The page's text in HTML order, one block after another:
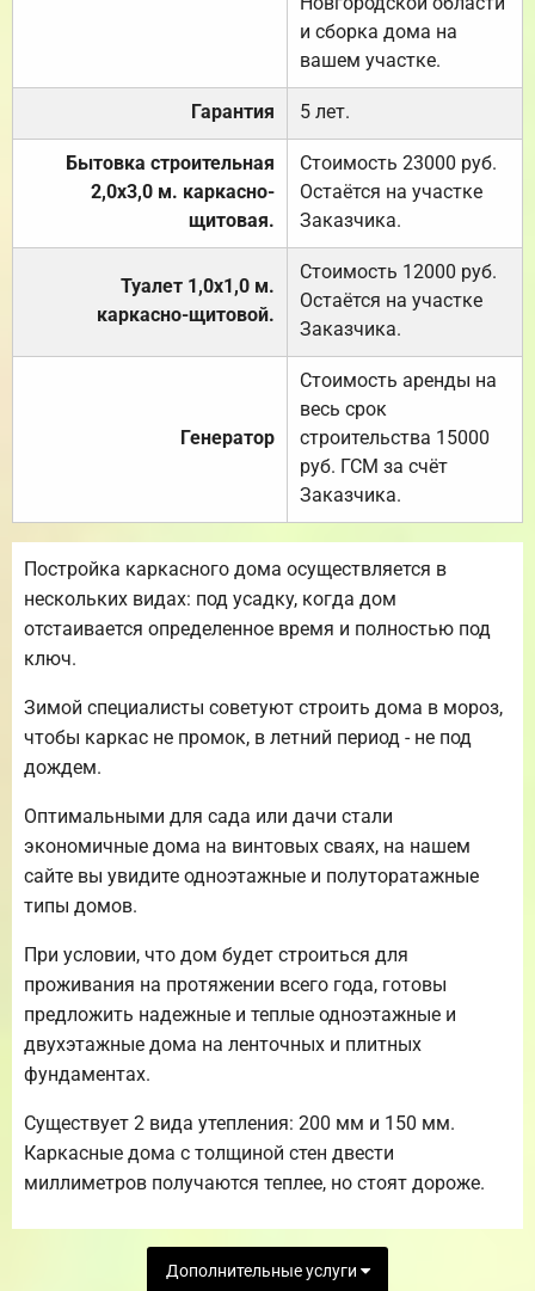
и сборка дома на
вашем участке.
Гарантия 5 лет.
Бытовка строительная
2,0х3,0 м. каркасно-
щитовая.
Стоимость 23000 руб.
Остаётся на участке
Заказчика.
Туалет 1,0х1,0 м.
каркасно-щитовой.
Стоимость 12000 руб.
Остаётся на участке
Заказчика.
Генератор
Стоимость аренды на
весь срок
строительства 15000
руб. ГСМ за счёт
Заказчика.
Постройка каркасного дома осуществляется в
нескольких видах: под усадку, когда дом
отстаивается определенное время и полностью под
ключ.
Зимой специалисты советуют строить дома в мороз,
чтобы каркас не промок, в летний период - не под
дождем.
Оптимальными для сада или дачи стали
экономичные дома на винтовых сваях, на нашем
сайте вы увидите одноэтажные и полуторатажные
типы домов.
При условии, что дом будет строиться для
проживания на протяжении всего года, готовы
предложить надежные и теплые одноэтажные и
двухэтажные дома на ленточных и плитных
фундаментах.
Существует 2 вида утепления: 200 мм и 150 мм.
Каркасные дома с толщиной стен двести
миллиметров получаются теплее, но стоят дороже.
Дополнительные услуги